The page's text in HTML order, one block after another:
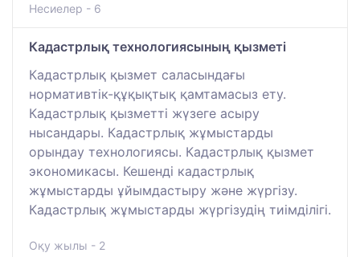
Несиелер - 6
Кадастрлық технологиясының қызметі
Кадастрлық қызмет саласындағы
нормативтік-құқықтық қамтамасыз ету.
Кадастрлық қызметті жүзеге асыру
нысандары. Кадастрлық жұмыстарды
орындау технологиясы. Кадастрлық қызмет
экономикасы. Кешенді кадастрлық
жұмыстарды ұйымдастыру және жүргізу.
Кадастрлық жұмыстарды жүргізудің тиімділігі.
Оқу жылы - 2